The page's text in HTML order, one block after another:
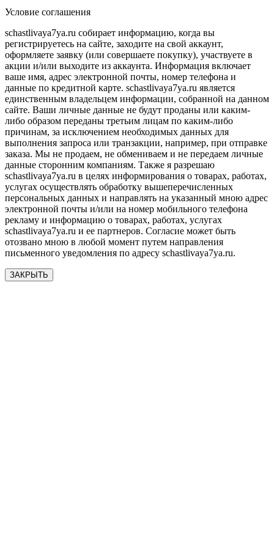
Условие соглашения
schastlivaya7ya.ru собирает информацию, когда вы
регистрируетесь на сайте, заходите на свой аккаунт,
оформляете заявку (или совершаете покупку), участвуете в
акции и/или выходите из аккаунта. Информация включает
ваше имя, адрес электронной почты, номер телефона и
данные по кредитной карте. schastlivaya7ya.ru является
единственным владельцем информации, собранной на данном
сайте. Ваши личные данные не будут проданы или каким-
либо образом переданы третьим лицам по каким-либо
причинам, за исключением необходимых данных для
выполнения запроса или транзакции, например, при отправке
заказа. Мы не продаем, не обмениваем и не передаем личные
данные сторонним компаниям. Также я разрешаю
schastlivaya7ya.ru в целях информирования о товарах, работах,
услугах осуществлять обработку вышеперечисленных
персональных данных и направлять на указанный мною адрес
электронной почты и/или на номер мобильного телефона
рекламу и информацию о товарах, работах, услугах
schastlivaya7ya.ru и ее партнеров. Согласие может быть
отозвано мною в любой момент путем направления
письменного уведомления по адресу schastlivaya7ya.ru.
ЗАКРЫТЬ